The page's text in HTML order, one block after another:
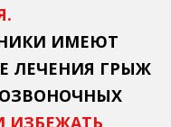
ИМЕЮТ
ЛЕЧЕНИЯ ГРЫЖ
ИЗБЕЖАТЬ